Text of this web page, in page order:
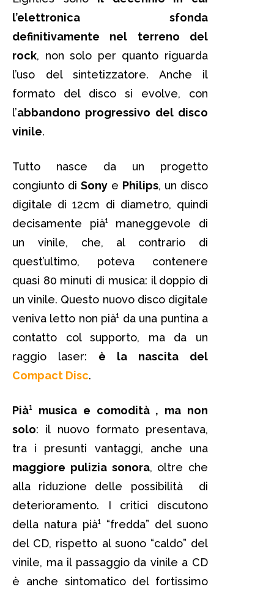
l’elettronica sfonda
definitivamente nel terreno del
rock, non solo per quanto riguarda
l’uso del sintetizzatore. Anche il
formato del disco si evolve, con
l’abbandono progressivo del disco
vinile.
Tutto nasce da un progetto
congiunto di Sony e Philips, un disco
digitale di 12cm di diametro, quindi
decisamente pià¹ maneggevole di
un vinile, che, al contrario di
quest’ultimo, poteva contenere
quasi 80 minuti di musica: il doppio di
un vinile. Questo nuovo disco digitale
veniva letto non pià¹ da una puntina a
contatto col supporto, ma da un
raggio laser: è la nascita del
Compact Disc.
Pià¹ musica e comodità , ma non
solo: il nuovo formato presentava,
tra i presunti vantaggi, anche una
maggiore pulizia sonora, oltre che
alla riduzione delle possibilità di
deterioramento. I critici discutono
della natura pià¹ “fredda” del suono
del CD, rispetto al suono “caldo” del
vinile, ma il passaggio da vinile a CD
è anche sintomatico del fortissimo